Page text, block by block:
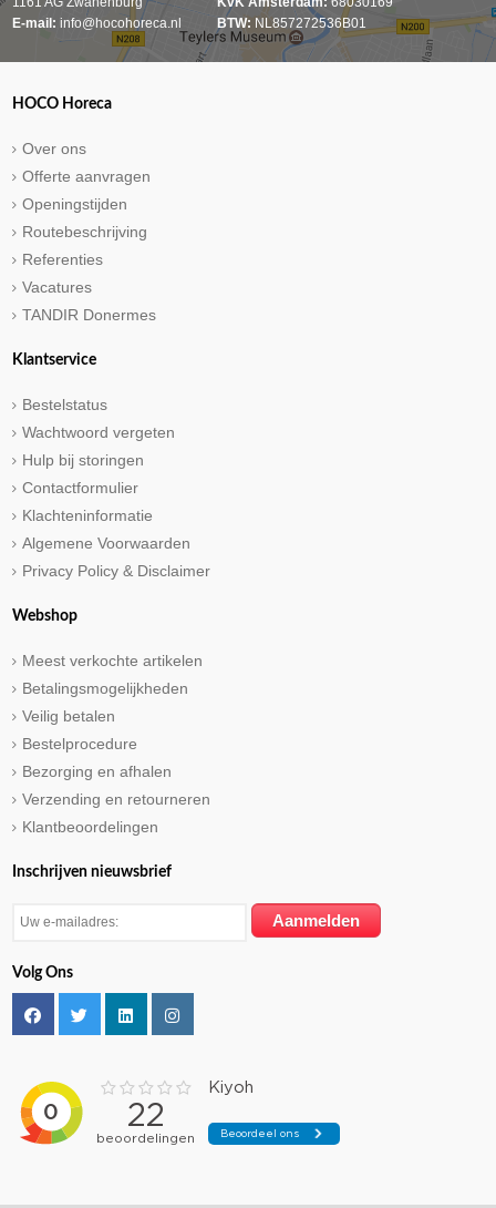
E-mail: info@hocohoreca.nl
BTW: NL857272536B01
HOCO Horeca
Over ons
Offerte aanvragen
Openingstijden
Routebeschrijving
Referenties
Vacatures
TANDIR Donermes
Klantservice
Bestelstatus
Wachtwoord vergeten
Hulp bij storingen
Contactformulier
Klachteninformatie
Algemene Voorwaarden
Privacy Policy & Disclaimer
Webshop
Meest verkochte artikelen
Betalingsmogelijkheden
Veilig betalen
Bestelprocedure
Bezorging en afhalen
Verzending en retourneren
Klantbeoordelingen
Inschrijven nieuwsbrief
Volg Ons